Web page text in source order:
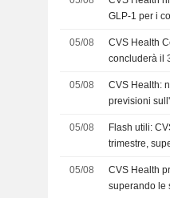
GLP-1 per i
05/08
CVS Health
concluderà il
05/08
CVS Health:
previsioni
05/08
Flash utili:
trimestre,
05/08
CVS Health
superando le